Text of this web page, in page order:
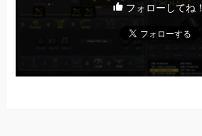
フォローしてね！